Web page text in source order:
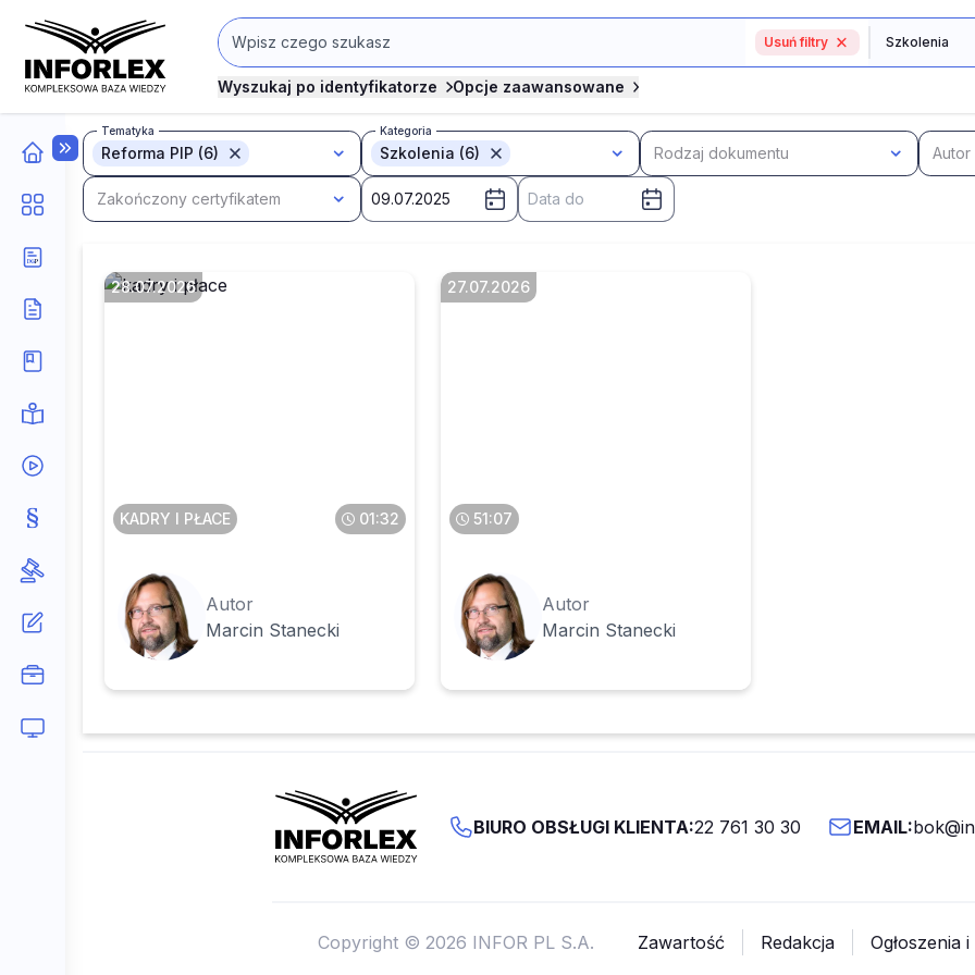
Usuń filtry
Wyszukaj po identyfikatorze Opcje zaawansowane
Tematyka
Reforma PIP (6)
Kategoria
Szkolenia (6) Rodzaj dokumentu Autor
Zakończony certyfikatem
28.07.2026
KADRY I PŁACE 01:32
Autor
Marcin Stanecki
27.07.2026
51:07
Autor
Marcin Stanecki
BIURO OBSŁUGI KLIENTA:22 761 30 30 EMAIL:
Copyright © 2026 INFOR PL S.A. Zawartość Redakcja Ogłoszenia